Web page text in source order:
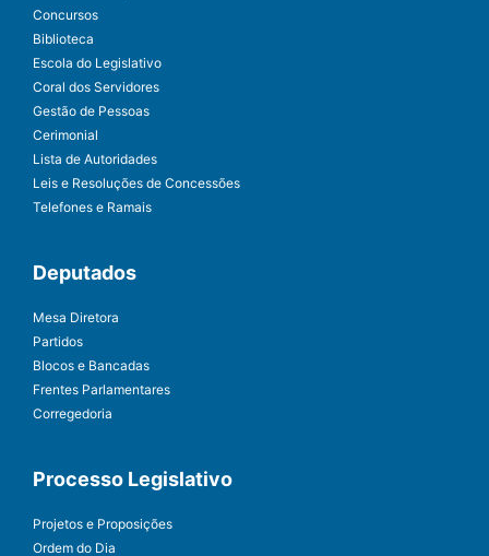
Concursos
Biblioteca
Escola do Legislativo
Coral dos Servidores
Gestão de Pessoas
Cerimonial
Lista de Autoridades
Leis e Resoluções de Concessões
Telefones e Ramais
Deputados
Mesa Diretora
Partidos
Blocos e Bancadas
Frentes Parlamentares
Corregedoria
Processo Legislativo
Projetos e Proposições
Ordem do Dia